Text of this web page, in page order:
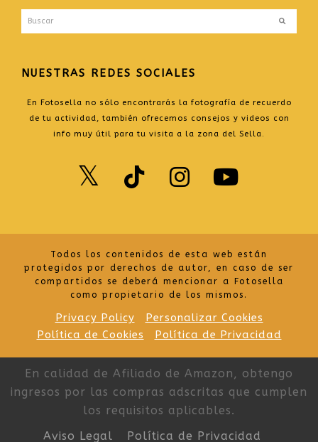
Buscar
NUESTRAS REDES SOCIALES
En Fotosella no sólo encontrarás la fotografía de recuerdo
de tu actividad, también ofrecemos consejos y videos con
info muy útil para tu visita a la zona del Sella.
Twitter
TikTok
Todos los contenidos de esta web están
protegidos por derechos de autor, en caso de ser
compartidos se deberá mencionar a Fotosella
como propietario de los mismos.
Privacy Policy
Personalizar Cookies
Política de Cookies
Política de Privacidad
En calidad de Afiliado de Amazon, obtengo
ingresos por las compras adscritas que cumplen
los requisitos aplicables.
Aviso Legal
Política de Privacidad